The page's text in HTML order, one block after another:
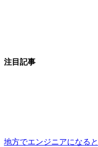
注目記事
地方でエンジニアになる